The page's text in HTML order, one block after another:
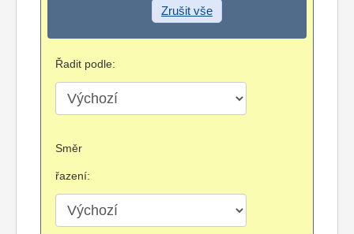
Zrušit vše
Řadit podle:
Směr
řazení: